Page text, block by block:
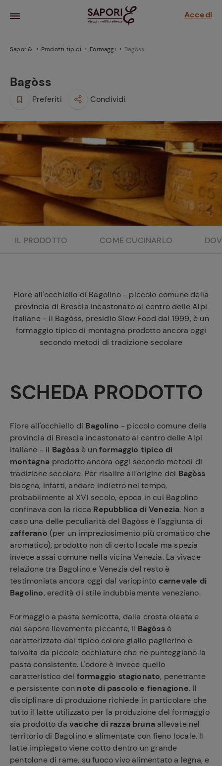
Accedi
il
sensi di
Sapori& Prodotti tipici Formaggi Bagòss
Bagòss
Preferiti Condividi
IL PRODOTTO COME CUCINARLO
Fiore all'occhiello di Bagolino - piccolo comune della
provincia di Brescia incastonato al centro delle Alpi
italiane - il Bagòss, presidio Slow Food dal 1999, è un
formaggio tipico di montagna prodotto ancora oggi
secondo metodi di tradizione secolare
SCHEDA PRODOTTO
Fiore all'occhiello di Bagolino - piccolo comune della
provincia di Brescia incastonato al centro delle Alpi
italiane - il Bagòssè un formaggio tipico di
montagna prodotto ancora oggi secondo metodi di
tradizione secolare. Per risalire all’origine del Bagòss
bisogna, infatti, andare indietro nel tempo,
probabilmente al XVI secolo, epoca in cui Bagolino
confinava con la ricca Repubblica di Venezia. Non a
caso una delle peculiarità del Bagòss è l'aggiunta di
zafferano (per un impreziosimento più cromatico che
aromatico), prodotto non di certo locale ma spezia
invece assai comune nella vicina Venezia. La vivace
relazione tra Bagolino e Venezia del resto è
testimoniata ancora oggi dal variopinto carnevale di
Bagolino, eredità di stile indubbiamente veneziano.
Formaggio a pasta semicotta, dalla crosta oleata e
dal sapore lievemente piccante, il Bagòssè
caratterizzato dal tipico colore giallo paglierino e
talvolta da piccole occhiature che ne punteggiano la
pasta consistente. L'odore è invece quello
caratteristico del formaggio stagionato, penetrante
e persistente con note di pascolo e fienagione. Il
disciplinare di produzione richiede in particolare che
tutto il latte utilizzato per la produzione del formaggio
sia prodotto davacche di razza bruna allevate nel
territorio di Bagolino e alimentate con fieno locale. Il
latte impiegato viene cotto dentro un grande
pentolone di rame, su fuoco vivo alimentato a legna, e